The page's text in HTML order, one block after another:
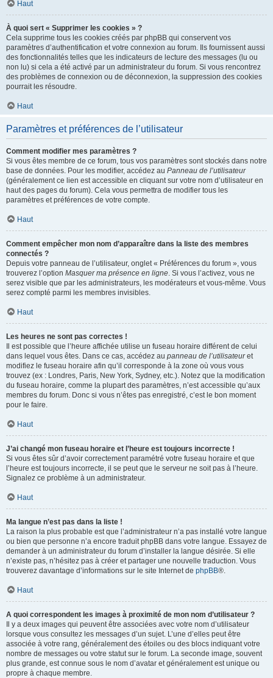
Haut
À quoi sert « Supprimer les cookies » ?
Cela supprime tous les cookies créés par phpBB qui conservent vos
paramètres d’authentification et votre connexion au forum. Ils fournissent aussi
des fonctionnalités telles que les indicateurs de lecture des messages (lu ou
non lu) si cela a été activé par un administrateur du forum. Si vous rencontrez
des problèmes de connexion ou de déconnexion, la suppression des cookies
pourrait les résoudre.
Haut
Paramètres et préférences de l’utilisateur
Comment modifier mes paramètres ?
Si vous êtes membre de ce forum, tous vos paramètres sont stockés dans notre
base de données. Pour les modifier, accédez au Panneau de l’utilisateur
(généralement ce lien est accessible en cliquant sur votre nom d’utilisateur en
haut des pages du forum). Cela vous permettra de modifier tous les
paramètres et préférences de votre compte.
Haut
Comment empêcher mon nom d’apparaître dans la liste des membres
connectés ?
Depuis votre panneau de l’utilisateur, onglet « Préférences du forum », vous
trouverez l’option Masquer ma présence en ligne. Si vous l’activez, vous ne
serez visible que par les administrateurs, les modérateurs et vous-même. Vous
serez compté parmi les membres invisibles.
Haut
Les heures ne sont pas correctes !
Il est possible que l’heure affichée utilise un fuseau horaire différent de celui
dans lequel vous êtes. Dans ce cas, accédez au panneau de l’utilisateuret
modifiez le fuseau horaire afin qu’il corresponde à la zone où vous vous
trouvez (ex : Londres, Paris, New York, Sydney, etc.). Notez que la modification
du fuseau horaire, comme la plupart des paramètres, n’est accessible qu’aux
membres du forum. Donc si vous n’êtes pas enregistré, c’est le bon moment
pour le faire.
Haut
J’ai changé mon fuseau horaire et l’heure est toujours incorrecte !
Si vous êtes sûr d’avoir correctement paramétré votre fuseau horaire et que
l’heure est toujours incorrecte, il se peut que le serveur ne soit pas à l’heure.
Signalez ce problème à un administrateur.
Haut
Ma langue n’est pas dans la liste !
La raison la plus probable est que l’administrateur n’a pas installé votre langue
ou bien que personne n’a encore traduit phpBB dans votre langue. Essayez de
demander à un administrateur du forum d’installer la langue désirée. Si elle
n’existe pas, n’hésitez pas à créer et partager une nouvelle traduction. Vous
trouverez davantage d’informations sur le site Internet de phpBB®.
Haut
A quoi correspondent les images à proximité de mon nom d’utilisateur ?
Il y a deux images qui peuvent être associées avec votre nom d’utilisateur
lorsque vous consultez les messages d’un sujet. L’une d’elles peut être
associée à votre rang, généralement des étoiles ou des blocs indiquant votre
nombre de messages ou votre statut sur le forum. La seconde image, souvent
plus grande, est connue sous le nom d’avatar et généralement est unique ou
propre à chaque membre.